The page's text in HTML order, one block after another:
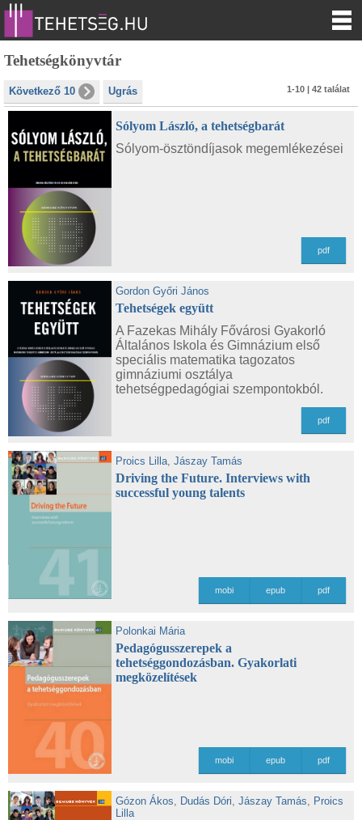
Tehetségkönyvtár
Következő 10 Ugrás 1-10 | 42 találat
Sólyom László, a tehetségbarát
Sólyom-ösztöndíjasok megemlékezései
pdf
Gordon Győri János
Tehetségek együtt
A Fazekas Mihály Fővárosi Gyakorló
Általános Iskola és Gimnázium első
speciális matematika tagozatos
gimnáziumi osztálya
tehetségpedagógiai szempontokból.
pdf
Proics Lilla,Jászay Tamás
Driving the Future. Interviews with
successful young talents
pdf
epub
mobi
Polonkai Mária
Pedagógusszerepek a
tehetséggondozásban. Gyakorlati
megközelítések
pdf
epub
mobi
Gózon Ákos, Dudás Dóri,Jászay Tamás, Proics
Lilla